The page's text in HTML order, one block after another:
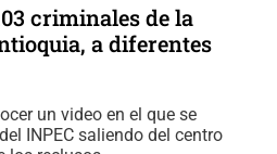
criminales de la
a diferentes
un video en el que se
INPEC saliendo del centro